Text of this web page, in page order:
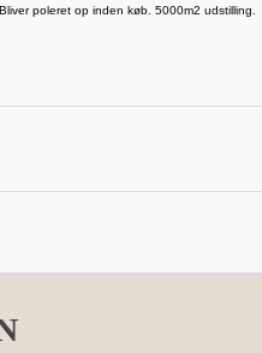
poleret op inden køb. 5000m2 udstilling.